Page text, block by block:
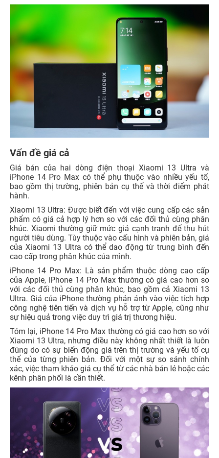
Vấn đề giá cả
Giá bán của hai dòng điện thoại Xiaomi 13 Ultra và
iPhone 14 Pro Max có thể phụ thuộc vào nhiều yếu tố,
bao gồm thị trường, phiên bản cụ thể và thời điểm phát
hành.
Xiaomi 13 Ultra: Được biết đến với việc cung cấp các sản
phẩm có giá cả hợp lý hơn so với các đối thủ cùng phân
khúc. Xiaomi thường giữ mức giá cạnh tranh để thu hút
người tiêu dùng. Tùy thuộc vào cấu hình và phiên bản, giá
của Xiaomi 13 Ultra có thể dao động từ trung bình đến
cao cấp trong phân khúc của mình.
iPhone 14 Pro Max: Là sản phẩm thuộc dòng cao cấp
của Apple, iPhone 14 Pro Max thường có giá cao hơn so
với các đối thủ cùng phân khúc, bao gồm cả Xiaomi 13
Ultra. Giá của iPhone thường phản ánh vào việc tích hợp
công nghệ tiên tiến và dịch vụ hỗ trợ từ Apple, cũng như
sự hiệu quả trong việc duy trì giá trị thương hiệu.
Tóm lại, iPhone 14 Pro Max thường có giá cao hơn so với
Xiaomi 13 Ultra, nhưng điều này không nhất thiết là luôn
đúng do có sự biến động giá trên thị trường và yếu tố cụ
thể của từng phiên bản. Đối với một sự so sánh chính
xác, việc tham khảo giá cụ thể từ các nhà bán lẻ hoặc các
kênh phân phối là cần thiết.